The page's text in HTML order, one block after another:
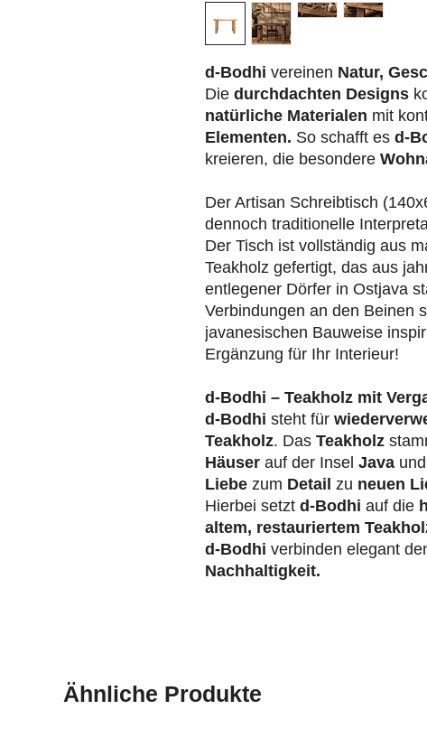
d-Bodhi vereinen Natur,
Die durchdachten Designs
natürliche Materialen mit
Elementen. So schafft es d-
kreieren, die besondere
Der Artisan Schreibtisch
dennoch traditionelle
Der Tisch ist vollständig aus
Teakholz gefertigt, das aus
entlegener Dörfer in Ostjava
Verbindungen an den Beinen
javanesischen Bauweise
Ergänzung für Ihr Interieur!
d-Bodhi – Teakholz mit
d-Bodhi steht für
Teakholz. Das Teakholz
Häuser auf der Insel Java
Liebe zum Detail zu neuen
Hierbei setzt d-Bodhi auf die
altem, restauriertem
d-Bodhi verbinden elegant
Nachhaltigkeit.
Ähnliche Produkte